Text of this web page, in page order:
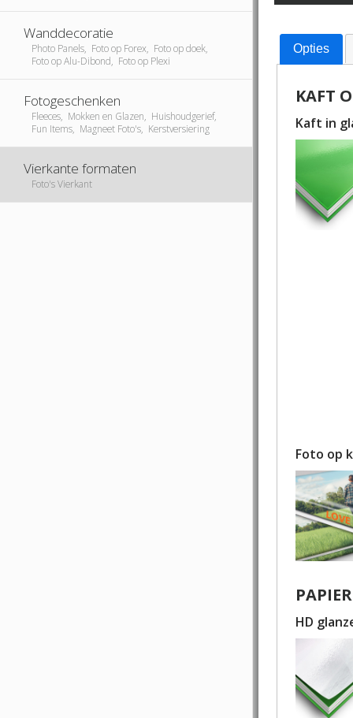
Wanddecoratie
Photo Panels, Foto op Forex, Foto op doek,
Foto op Alu-Dibond, Foto op Plexi
Fotogeschenken
Fleeces, Mokken en Glazen, Huishoudgerief,
Fun Items, Magneet Foto's, Kerstversiering
Vierkante formaten
Foto's Vierkant
Opties
KAFT
Kaft in
Foto op
HD